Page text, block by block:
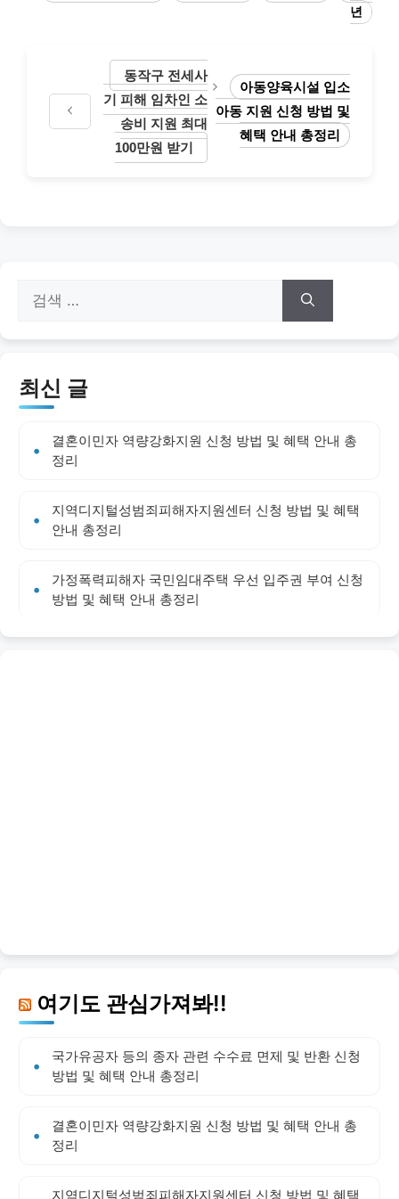
년
동작구 전세사
기 피해 임차인 소
송비 지원 최대
100만원 받기
아동양육시설 입소
아동 지원 신청 방법 및
혜택 안내 총정리
색:
최신 글
결혼이민자 역량강화지원 신청 방법 및 혜택 안내 총
정리
지역디지털성범죄피해자지원센터 신청 방법 및 혜택
안내 총정리
가정폭력피해자 국민임대주택 우선 입주권 부여 신청
방법 및 혜택 안내 총정리
여기도 관심가져봐!!
국가유공자 등의 종자 관련 수수료 면제 및 반환 신청
방법 및 혜택 안내 총정리
결혼이민자 역량강화지원 신청 방법 및 혜택 안내 총
정리
지역디지털성범죄피해자지원센터 신청 방법 및 혜택